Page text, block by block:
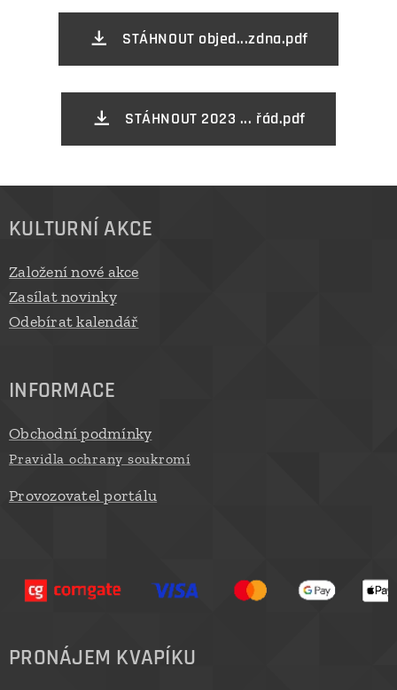
STÁHNOUT objed...zdna.pdf
STÁHNOUT 2023 ... řád.pdf
KULTURNÍ AKCE
Založení nové akce
Zasílat novinky
Odebírat kalendář
INFORMACE
Obchodní podmínky
Pravidla ochrany soukromí
Provozovatel portálu
PRONÁJEM KVAPÍKU